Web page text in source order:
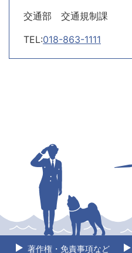
交通部 交通規制課
TEL:018-863-1111
著作権・免責事項など